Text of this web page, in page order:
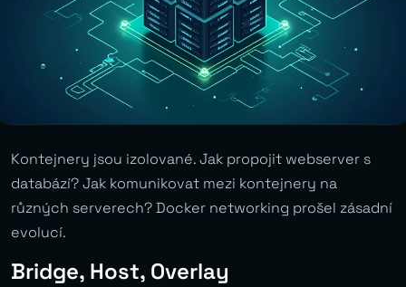
Kontejnery jsou izolované. Jak propojit webserver s
databází? Jak komunikovat mezi kontejnery na
různých serverech? Docker networking prošel zásadní
evolucí.
Bridge, Host, Overlay